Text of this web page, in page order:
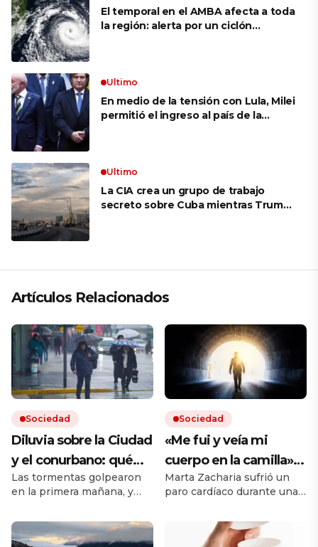
El temporal en el AMBA afecta a toda
la región: alerta por un ciclón
Ultimo
En medio de la tensión con Lula, Milei
permitió el ingreso al país de la
Ultimo
La CIA crea un grupo de trabajo
secreto sobre Cuba mientras Trump
Artículos Relacionados
Sociedad
Diluvia sobre la Ciudad
y el conurbano: qué
dice el pronóstico para
las próximas horas
Las tormentas golpearon
en la primera mañana, y
jueves. Hay cortes de luz
en el AMBA.
Sociedad
«Me fui y veía mi
cuerpo en la camilla»:
vivió un caso similar al
de Víctor Sueiro y la
ciencia tiene una
explicación
Marta Zacharia sufrió un
paro cardíaco durante una
reanimada. Durante esos
segundos, dice que vio